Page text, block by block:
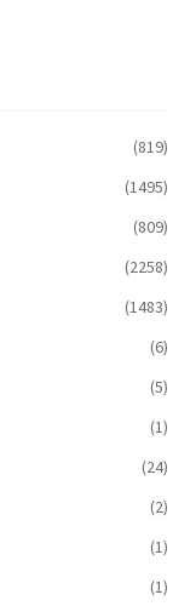
(819)
(1495)
(809)
(2258)
(1483)
(6)
(5)
(1)
(24)
(2)
(1)
(1)